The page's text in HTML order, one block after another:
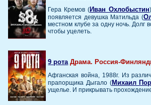
Гера Кремов (Иван Охлобыстин
появляется девушка Матильда (
местном клубе за одну ночь. Долг
чтобы уцелеть.
9 рота Драма. Россия-
Афганская война, 1988г. Из
прапорщика Дыгало (Михаил
ущелье. И прикрывать